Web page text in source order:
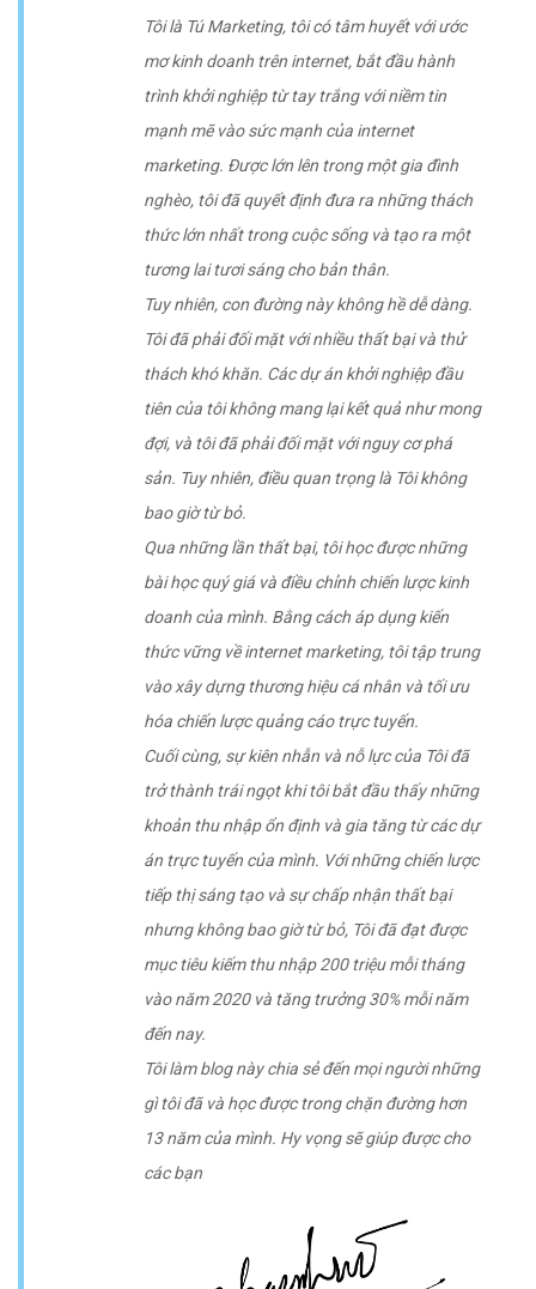
Tôi là Tú Marketing, tôi có tâm huyết với ước
mơ kinh doanh trên internet, bắt đầu hành
trình khởi nghiệp từ tay trắng với niềm tin
mạnh mẽ vào sức mạnh của internet
marketing. Được lớn lên trong một gia đình
nghèo, tôi đã quyết định đưa ra những thách
thức lớn nhất trong cuộc sống và tạo ra một
tương lai tươi sáng cho bản thân.
Tuy nhiên, con đường này không hề dễ dàng.
Tôi đã phải đối mặt với nhiều thất bại và thử
thách khó khăn. Các dự án khởi nghiệp đầu
tiên của tôi không mang lại kết quả như mong
đợi, và tôi đã phải đối mặt với nguy cơ phá
sản. Tuy nhiên, điều quan trọng là Tôi không
bao giờ từ bỏ.
Qua những lần thất bại, tôi học được những
bài học quý giá và điều chỉnh chiến lược kinh
doanh của mình. Bằng cách áp dụng kiến
thức vững về internet marketing, tôi tập trung
vào xây dựng thương hiệu cá nhân và tối ưu
hóa chiến lược quảng cáo trực tuyến.
Cuối cùng, sự kiên nhẫn và nỗ lực của Tôi đã
trở thành trái ngọt khi tôi bắt đầu thấy những
khoản thu nhập ổn định và gia tăng từ các dự
án trực tuyến của mình. Với những chiến lược
tiếp thị sáng tạo và sự chấp nhận thất bại
nhưng không bao giờ từ bỏ, Tôi đã đạt được
mục tiêu kiếm thu nhập 200 triệu mỗi tháng
vào năm 2020 và tăng trưởng 30% mỗi năm
đến nay.
Tôi làm blog này chia sẻ đến mọi người những
gì tôi đã và học được trong chặn đường hơn
13 năm của mình. Hy vọng sẽ giúp được cho
các bạn